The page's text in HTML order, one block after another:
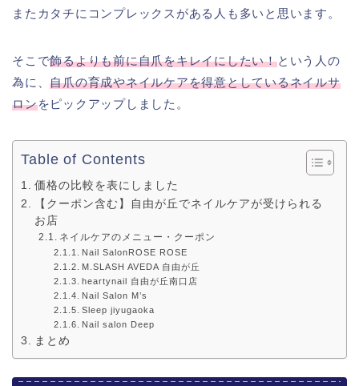
またカタチにコンプレックスがある人も多いと思います。
そこで飾るよりも前に自爪をキレイにしたい！という人の
為に、自爪の育成やネイルケアを得意としているネイルサ
ロンをピックアップしました。
Table of Contents
価格の比較を表にしました
【クーポン含む】自由が丘でネイルケアが受けられる
お店
ネイルケアのメニュー・クーポン
Nail SalonROSE ROSE
M.SLASH AVEDA 自由が丘
heartynail 自由が丘南口店
Nail Salon M’s
Sleep jiyugaoka
Nail salon Deep
まとめ